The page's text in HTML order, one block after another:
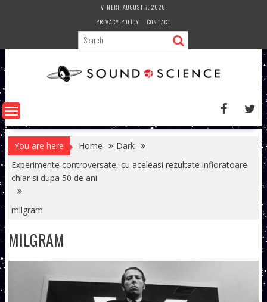
VINERI, AUGUST 7, 2026
PRIVACY POLICY
CONTACT
You are here Home
Dark
Experimente controversate, cu aceleasi rezultate infioratoare
chiar si dupa 50 de ani
milgram
MILGRAM